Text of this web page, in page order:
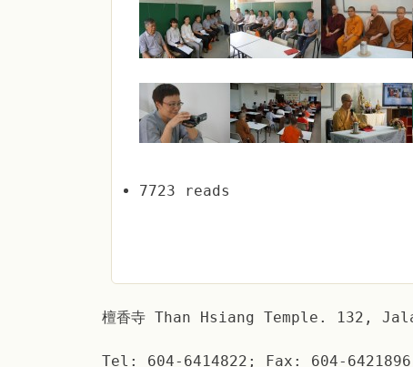
7723 reads
檀香寺 Than Hsiang Temple. 132,
Tel: 604-6414822; Fax: 604-6421896